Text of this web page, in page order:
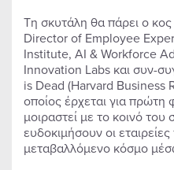
Τη σκυτάλη θα πάρει ο
Director of Employee
Institute, AI & Workforce
Innovation Labs και συν-
is Dead (Harvard Business
οποίος έρχεται για
μοιραστεί με το κοινό
ευδοκιμήσουν οι
μεταβαλλόμενο κόσμο